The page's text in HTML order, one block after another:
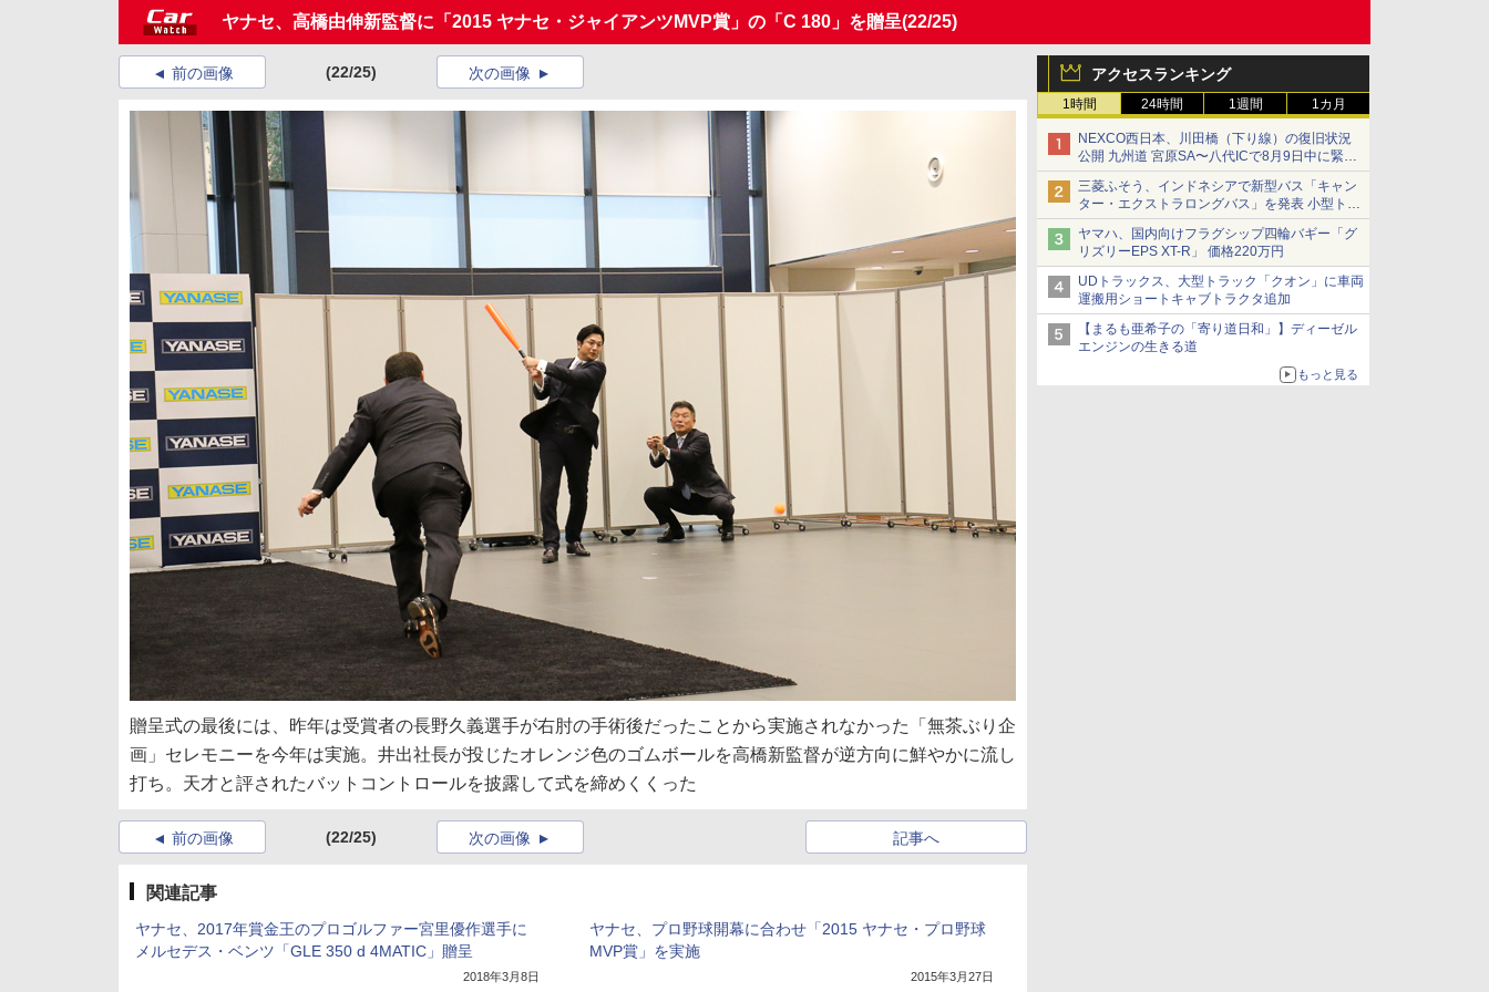
ヤナセ、高橋由伸新監督に「2015 ヤナセ・ジャイアンツMVP賞」の「C 180」を贈呈(22/25)
アクセスランキング
1時間 24時間 1週間 1カ月
NEXCO西日本、川田橋（下り線）の復旧状況
公開 九州道 宮原SA〜八代ICで8月9日中に緊急
車両を通行可能に
三菱ふそう、インドネシアで新型バス「キャン
ター・エクストラロングバス」を発表 小型トラ
ックベースの観光・旅客輸送向けバス
ヤマハ、国内向けフラグシップ四輪バギー「グ
リズリーEPS XT-R」 価格220万円
UDトラックス、大型トラック「クオン」に車両
運搬用ショートキャブトラクタ追加
【まるも亜希子の「寄り道日和」】ディーゼル
エンジンの生きる道
もっと見る
前の画像 (22/25) 次の画像
贈呈式の最後には、昨年は受賞者の長野久義選手が右肘の手術後だったことから実施されなかった「無茶ぶり企
画」セレモニーを今年は実施。井出社長が投じたオレンジ色のゴムボールを高橋新監督が逆方向に鮮やかに流し
打ち。天才と評されたバットコントロールを披露して式を締めくくった
前の画像 (22/25) 記事へ
次の画像
関連記事
ヤナセ、2017年賞金王のプロゴルファー宮里優作選手に
メルセデス・ベンツ「GLE 350 d 4MATIC」贈呈
2018年3月8日
ヤナセ、プロ野球開幕に合わせ「2015 ヤナセ・プロ野球
MVP賞」を実施
2015年3月27日